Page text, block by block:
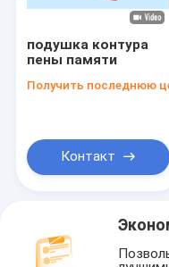
подушка контура
пены памяти
Получить последнюю
Контакт